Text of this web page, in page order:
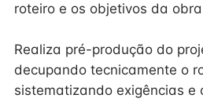
roteiro e os objetivos da
Realiza pré-produção do
decupando tecnicamente o
sistematizando exigências e